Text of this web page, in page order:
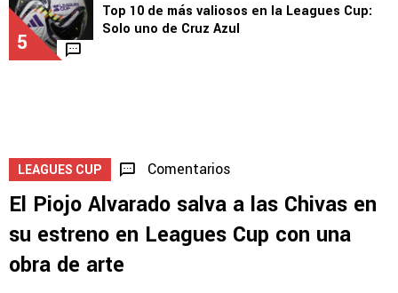
5
Top 10 de más valiosos en la Leagues Cup:
Solo uno de Cruz Azul
LEAGUES CUP Comentarios
El Piojo Alvarado salva a las Chivas en
su estreno en Leagues Cup con una
obra de arte